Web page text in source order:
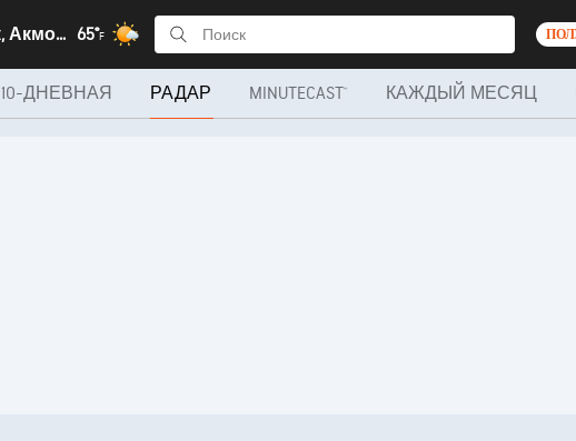
Макинск, Акмолинская область 65°F
10-ДНЕВНАЯ РАДАР MINUTECAST® КАЖДЫЙ МЕСЯЦ